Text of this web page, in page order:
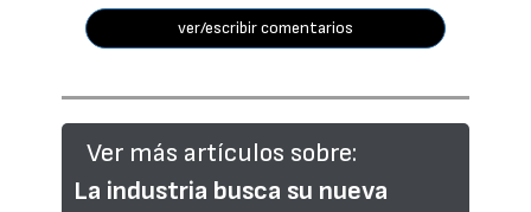
ver/escribir comentarios
Ver más artículos sobre:
La industria busca su nueva